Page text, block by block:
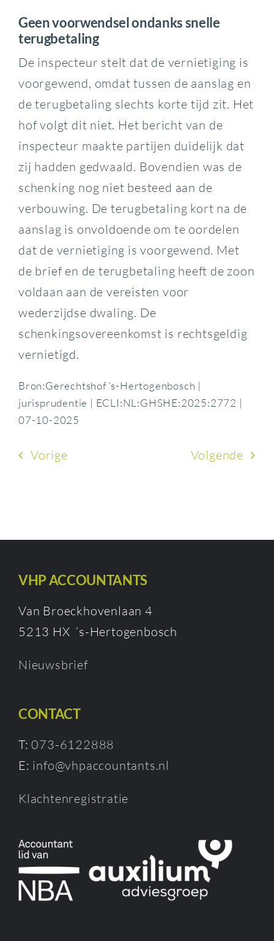
Geen voorwendsel ondanks snelle
terugbetaling
De inspecteur stelt dat de vernietiging is
voorgewend, omdat tussen de aanslag en
de terugbetaling slechts korte tijd zit. Het
hof volgt dit niet. Het bericht van de
inspecteur maakte partijen duidelijk dat
zij hadden gedwaald. Bovendien was de
schenking nog niet besteed aan de
verbouwing. De terugbetaling kort na de
aanslag is onvoldoende om te oordelen
dat de vernietiging is voorgewend. Met
de brief en de terugbetaling heeft de zoon
voldaan aan de vereisten voor
wederzijdse dwaling. De
schenkingsovereenkomst is rechtsgeldig
vernietigd.
Bron:Gerechtshof ‘s-Hertogenbosch |
jurisprudentie | ECLI:NL:GHSHE:2025:2772 |
07-10-2025
Vorige Volgende
VHP ACCOUNTANTS
Van Broeckhovenlaan 4
5213 HX ‘s-Hertogenbosch
Nieuwsbrief
CONTACT
T:073-6122888
E: info@vhpaccountants.nl
Klachtenregistratie